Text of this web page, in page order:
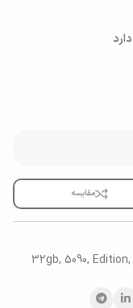
دارد
مقایسه
32gb, 5090, Edition,